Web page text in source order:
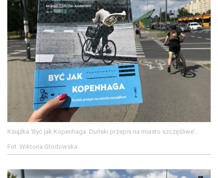
Książka 'Być jak Kopenhaga. Duński przepis na miasto szczęśliwe'.
Fot. Wiktoria Głodowska